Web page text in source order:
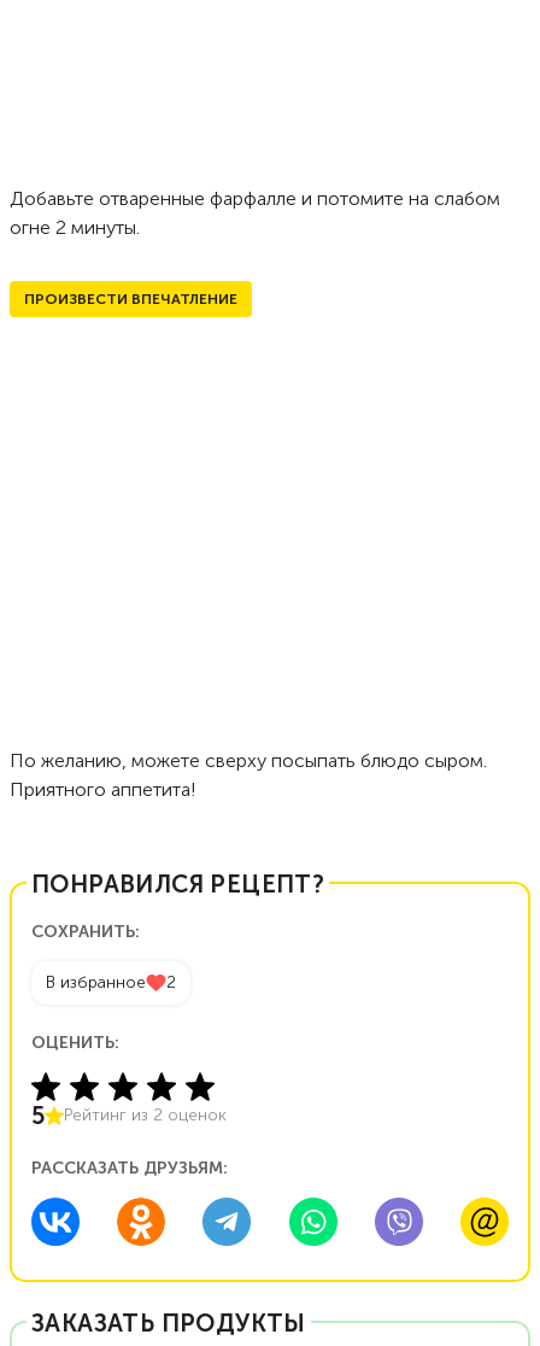
Добавьте отваренные фарфалле и потомите на слабом
огне 2 минуты.
ПРОИЗВЕСТИ ВПЕЧАТЛЕНИЕ
По желанию, можете сверху посыпать блюдо сыром.
Приятного аппетита!
ПОНРАВИЛСЯ РЕЦЕПТ?
СОХРАНИТЬ:
В избранное 2
ОЦЕНИТЬ:
5 Рейтинг из 2 оценок
РАССКАЗАТЬ ДРУЗЬЯМ:
ЗАКАЗАТЬ ПРОДУКТЫ